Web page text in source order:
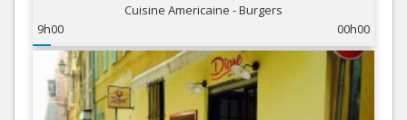
Cuisine Americaine - Burgers
9h00
00h00